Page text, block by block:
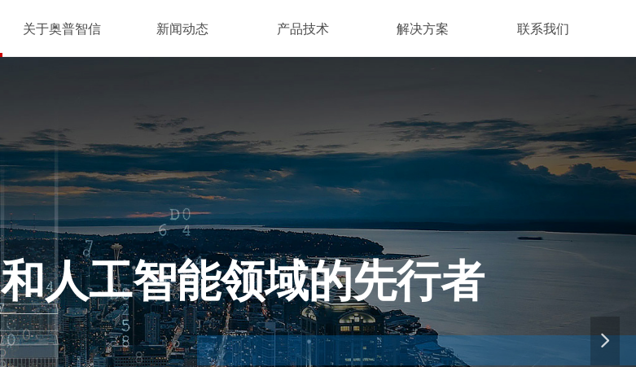
关于奥普智信 新闻动态 产品技术 解决方案 联系我们
主创新领域重点支持项目
人工智能领域的先行者
넲